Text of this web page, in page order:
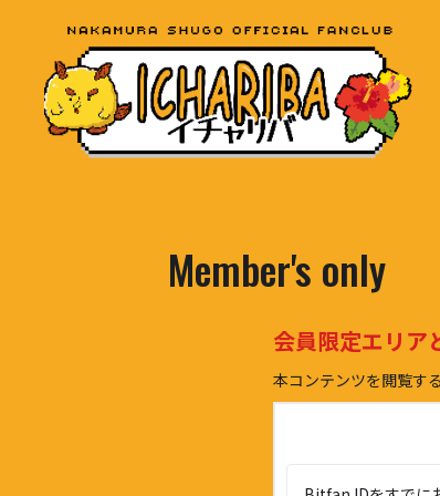
Member's only
会員限定エリア
本コンテンツを閲覧す